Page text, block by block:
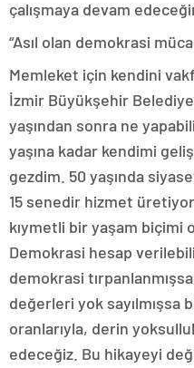
çalışmaya devam
“Asıl olan demokrasi
Memleket için kendini
İzmir Büyükşehir Belediye
yaşından sonra ne
yaşına kadar kendimi
gezdim. 50 yaşında
15 senedir hizmet
kıymetli bir yaşam biçimi
Demokrasi hesap
demokrasi
değerleri yok sayılmışsa
oranlarıyla, derin
edeceğiz. Bu hikayeyi